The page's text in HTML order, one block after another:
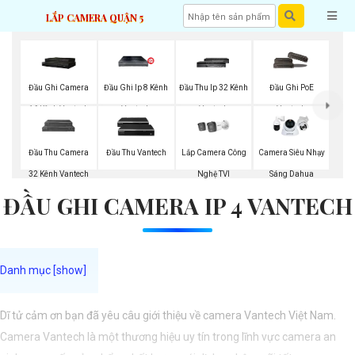
LẮP CAMERA QUẬN 5
Đầu Ghi Camera
16 Kênh Vantech
Đầu Ghi Ip 8 Kênh
Vantech
Đầu Thu Ip 32 Kênh
Vantech
Đầu Ghi PoE
Vantech
Đầu Thu Camera
32 Kênh Vantech
Đầu Thu Vantech Lắp Camera Công
Nghệ TVI
Camera Siêu Nhạy
Sáng Dahua
ĐẦU GHI CAMERA IP 4 VANTECH
Dĩ tử cảm ơn bạn đã yêu câu giới thiệu về camera Vantech Việt Nam.
Camera Vantech là một thương hiệu uy tín trong lĩnh vực camera an